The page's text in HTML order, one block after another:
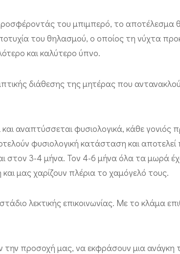
του μπιμπερό, το αποτέλεσμα
του θηλασμού, ο οποίος τη νύχτα
και καλύτερο ύπνο.
διάθεσης της μητέρας που
αναπτύσσεται φυσιολογικά, κάθε γονιός
φυσιολογική κατάσταση και αποτελεί
στον 3-4 μήνα. Τον 4-6 μήνα όλα τα μωρά
μας χαρίζουν πλέρια το χαμόγελό τους.
λεκτικής επικοινωνίας. Με το κλάμα
προσοχή μας, να εκφράσουν μια ανάγκη